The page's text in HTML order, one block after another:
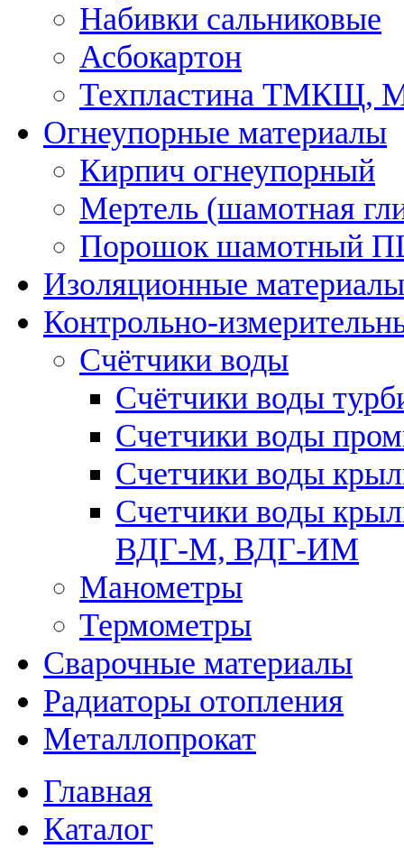
Набивки сальниковые
Асбокартон
Техпластина ТМКЩ,
Огнеупорные материалы
Кирпич огнеупорный
Мертель (шамотная
Порошок шамотный
Изоляционные материалы
Контрольно-
Счётчики воды
Счётчики воды
Счетчики воды
Счетчики воды
Счетчики воды
ВДГ-М, ВДГ-ИМ
Манометры
Термометры
Сварочные материалы
Радиаторы отопления
Металлопрокат
Главная
Каталог